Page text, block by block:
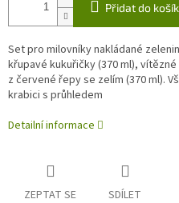
Přidat do
Set pro milovníky nakládané
křupavé kukuřičky (370 ml),
z červené řepy se zelím (370 ml).
krabici s průhledem
Detailní informace
ZEPTAT SE SDÍLET